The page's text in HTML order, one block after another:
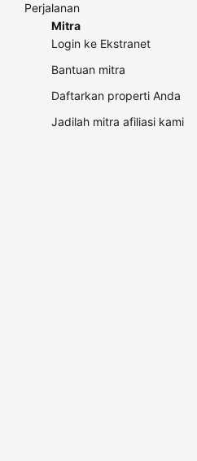
Perjalanan
Mitra
Login ke Ekstranet
Bantuan mitra
Daftarkan properti Anda
Jadilah mitra afiliasi kami